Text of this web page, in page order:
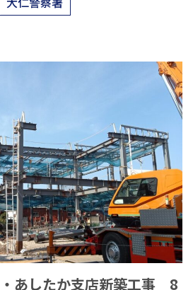
あしたか支店新築工事 8